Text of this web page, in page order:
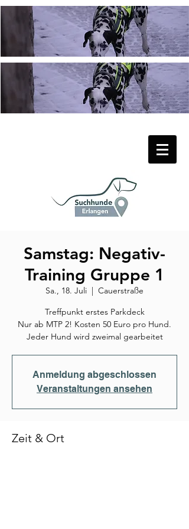
Samstag: Negativ-
Training Gruppe 1
Sa., 18. Juli
  |
Cauerstraße
Treffpunkt erstes Parkdeck
Nur ab MTP 2! Kosten 50 Euro pro Hund.
Jeder Hund wird zweimal gearbeitet
Anmeldung abgeschlossen
Veranstaltungen ansehen
Zeit & Ort